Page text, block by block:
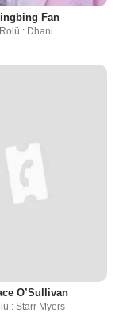
Fan
Rolü : Dhani
O’Sullivan
: Starr Myers